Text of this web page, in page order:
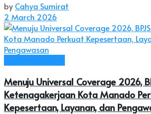
by Cahya Sumirat
2 March 2026
Menuju Universal Coverage 2026,
Ketenagakerjaan Kota Manado
Kepesertaan, Layanan, dan